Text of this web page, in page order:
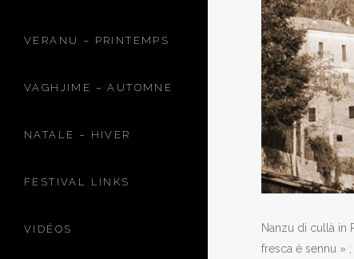
VERANU – PRINTEMPS
VAGHJIME – AUTOMNE
NATALE – HIVER
FESTIVAL LINKS
VIDÉOS
Nanzu di cullà in
fresca è sennu »